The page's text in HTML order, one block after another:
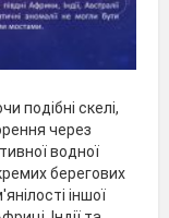
подібні скелі,
через
водної
берегових
іншої